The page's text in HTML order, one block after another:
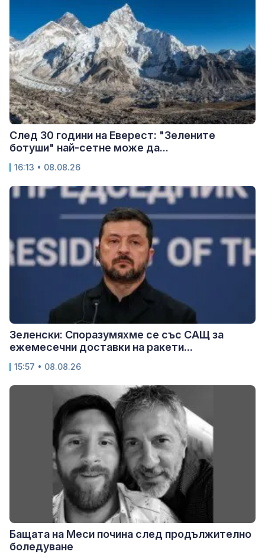
След 30 години на Еверест: "Зелените
ботуши" най-сетне може да...
16:13 • 08.08.26
Зеленски: Споразумяхме се със САЩ за
ежемесечни доставки на ракети...
15:57 • 08.08.26
Бащата на Меси почина след продължително
боледуване